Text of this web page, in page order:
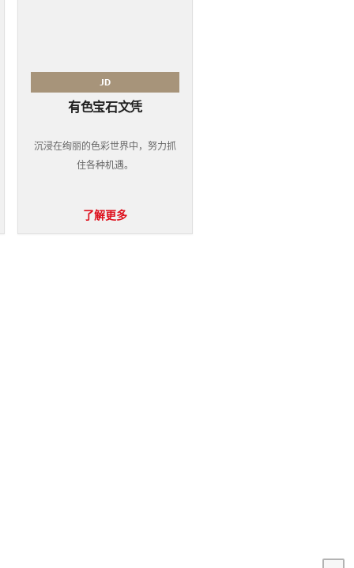
JD
有色宝石文凭
沉浸在绚丽的色彩世界中，努力​​抓
住各种机遇。
了解更多